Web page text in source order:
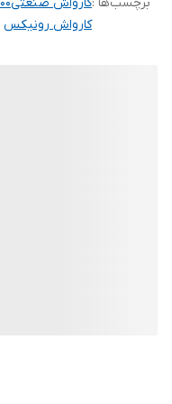
و اتومبیل انتخاب مناسبیست.
کارواش رونیکس